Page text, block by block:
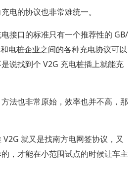
电的协议也非常难统一。
接口的标准只有一个推荐性的 GB/
电桩企业之间的各种充电协议可以
说找到个 V2G 充电桩插上就能充
法也非常原始，效率也并不高，那
就又是找南方电网签协议，又
，才能在小范围试点的时候让车主